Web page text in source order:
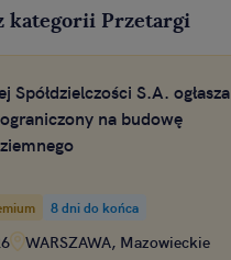
kategorii Przetargi
Spółdzielczości S.A. ogłasza
na budowę
8 dni do końca
WARSZAWA, Mazowieckie